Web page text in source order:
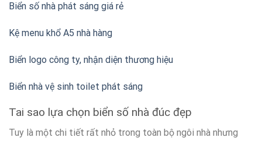
Biển số nhà phát sáng giá rẻ
Kệ menu khổ A5 nhà hàng
Biển logo công ty, nhận diện thương hiệu
Biển nhà vệ sinh toilet phát sáng
Tai sao lựa chọn biển số nhà đúc đẹp
Tuy là một chi tiết rất nhỏ trong toàn bộ ngôi nhà nhưng